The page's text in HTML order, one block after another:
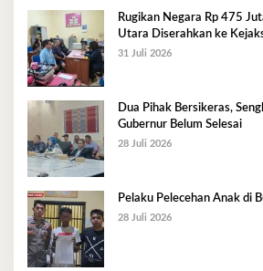
Rugikan Negara Rp 475
Utara Diserahkan ke
31 Juli 2026
Dua Pihak Bersikeras,
Gubernur Belum Selesai
28 Juli 2026
Pelaku Pelecehan Anak di
28 Juli 2026